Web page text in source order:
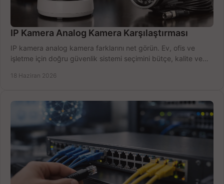
IP Kamera Analog Kamera Karşılaştırması
IP kamera analog kamera farklarını net görün. Ev, ofis ve
işletme için doğru güvenlik sistemi seçimini bütçe, kalite ve
18 Haziran 2026